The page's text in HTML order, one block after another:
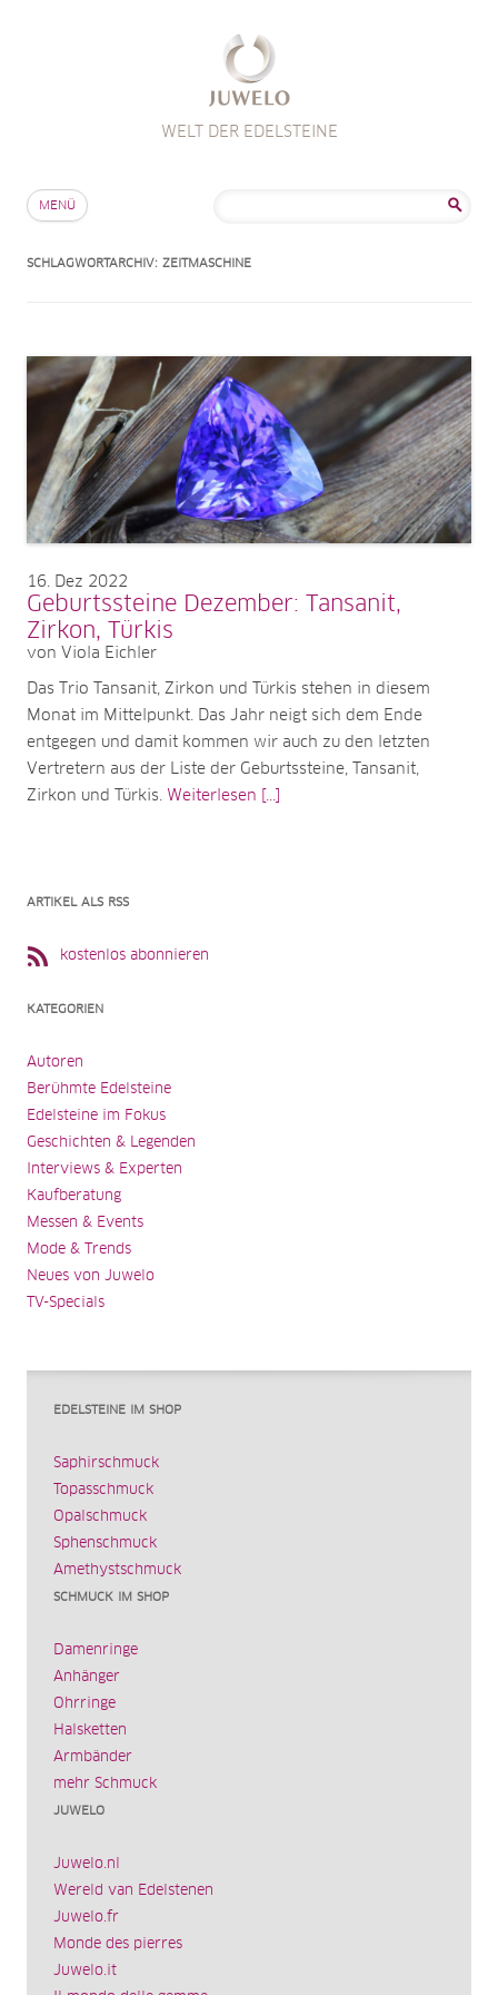
WELT DER EDELSTEINE
MENÜ
SCHLAGWORTARCHIV: ZEITMASCHINE
16 Dez 2022
Geburtssteine Dezember: Tansanit,
Zirkon, Türkis
von Viola Eichler
Das Trio Tansanit, Zirkon und Türkis stehen in diesem
Monat im Mittelpunkt. Das Jahr neigt sich dem Ende
entgegen und damit kommen wir auch zu den letzten
Vertretern aus der Liste der Geburtssteine, Tansanit,
Zirkon und Türkis. Weiterlesen [...]
ARTIKEL ALS RSS
kostenlos abonnieren
KATEGORIEN
Autoren
Berühmte Edelsteine
Edelsteine im Fokus
Geschichten & Legenden
Interviews & Experten
Kaufberatung
Messen & Events
Mode & Trends
Neues von Juwelo
TV-Specials
EDELSTEINE IM SHOP
Saphirschmuck
Topasschmuck
Opalschmuck
Sphenschmuck
Amethystschmuck
SCHMUCK IM SHOP
Damenringe
Anhänger
Ohrringe
Halsketten
Armbänder
mehr Schmuck
JUWELO
Juwelo.nl
Wereld van Edelstenen
Juwelo.fr
Monde des pierres
Juwelo.it